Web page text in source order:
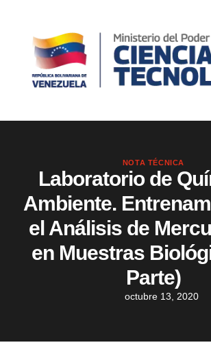
NOTA TÉCNICA
Laboratorio de
Ambiente.
el Análisis de
en Muestras
Parte)
octubre 13, 2020